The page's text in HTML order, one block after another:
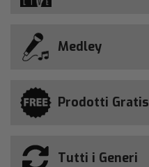
Medley
Prodotti Gratis
Tutti i Generi